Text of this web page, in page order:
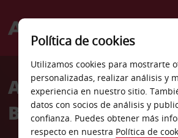
Welcome
AvisAlquiler de
Burlington
Política de cookies
Utilizamos cookies para mostrarte
personalizadas, realizar análisis y
experiencia en nuestro sitio.
datos con socios de análisis y
confianza. Puedes obtener más
respecto en nuestra Política de